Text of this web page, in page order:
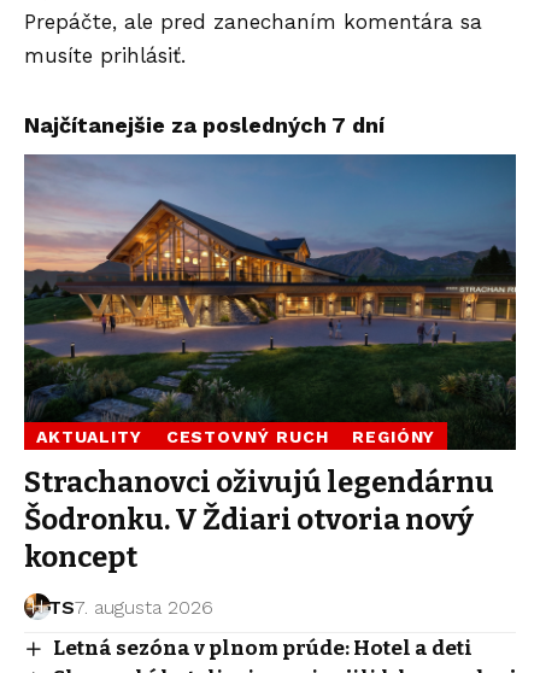
Prepáčte, ale pred zanechaním komentára sa
musíte prihlásiť.
Najčítanejšie za posledných 7 dní
AKTUALITY CESTOVNÝ RUCH REGIÓNY
Strachanovci oživujú legendárnu
Šodronku. V Ždiari otvoria nový
koncept
TS7. augusta 2026
Letná sezóna v plnom prúde: Hotel a deti